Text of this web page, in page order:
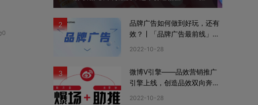
0
2
品牌广告如何做到好玩，还有
效？丨「品牌广告最前线」02
2022-10-28
3
微博V引擎——品效营销推广
引擎上线，创造品效双向奔赴
2022-10-28